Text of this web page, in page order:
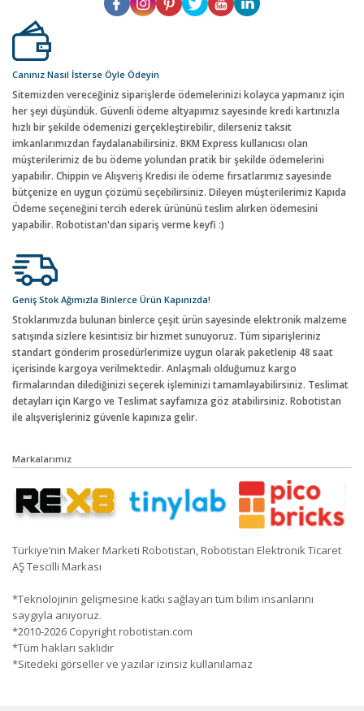
Canınız Nasıl İsterse Öyle Ödeyin
Sitemizden vereceğiniz siparişlerde ödemelerinizi kolayca yapmanız için
her şeyi düşündük. Güvenli ödeme altyapımız sayesinde kredi kartınızla
hızlı bir şekilde ödemenizi gerçekleştirebilir, dilerseniz taksit
imkanlarımızdan faydalanabilirsiniz. BKM Express kullanıcısı olan
müşterilerimiz de bu ödeme yolundan pratik bir şekilde ödemelerini
yapabilir. Chippin ve Alışveriş Kredisi ile ödeme fırsatlarımız sayesinde
bütçenize en uygun çözümü seçebilirsiniz. Dileyen müşterilerimiz Kapıda
Ödeme seçeneğini tercih ederek ürününü teslim alırken ödemesini
yapabilir. Robotistan'dan sipariş verme keyfi :)
Geniş Stok Ağımızla Binlerce Ürün Kapınızda!
Stoklarımızda bulunan binlerce çeşit ürün sayesinde elektronik malzeme
satışında sizlere kesintisiz bir hizmet sunuyoruz. Tüm siparişleriniz
standart gönderim prosedürlerimize uygun olarak paketlenip 48 saat
içerisinde kargoya verilmektedir. Anlaşmalı olduğumuz kargo
firmalarından dilediğinizi seçerek işleminizi tamamlayabilirsiniz. Teslimat
detayları için Kargo ve Teslimat sayfamıza göz atabilirsiniz. Robotistan
ile alışverişleriniz güvenle kapınıza gelir.
Markalarımız
Türkiye’nin Maker Marketi Robotistan, Robotistan Elektronik Ticaret
AŞ Tescilli Markası
*Teknolojinin gelişmesine katkı sağlayan tüm bilim insanlarını
saygıyla anıyoruz.
*2010-2026 Copyright robotistan.com
*Tüm hakları saklıdır
*Sitedeki görseller ve yazılar izinsiz kullanılamaz